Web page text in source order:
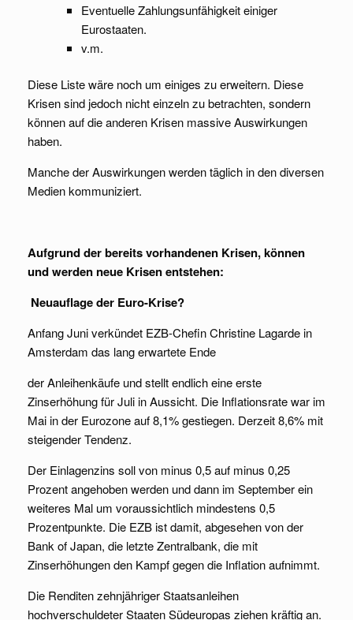
Eventuelle Zahlungsunfähigkeit einiger
Eurostaaten.
v.m.
Diese Liste wäre noch um einiges zu erweitern. Diese
Krisen sind jedoch nicht einzeln zu betrachten, sondern
können auf die anderen Krisen massive Auswirkungen
haben.
Manche der Auswirkungen werden täglich in den diversen
Medien kommuniziert.
Aufgrund der bereits vorhandenen Krisen, können
und werden neue Krisen entstehen:
Neuauflage der Euro-Krise?
Anfang Juni verkündet EZB-Chefin Christine Lagarde in
Amsterdam das lang erwartete Ende
der Anleihenkäufe und stellt endlich eine erste
Zinserhöhung für Juli in Aussicht. Die Inflationsrate war im
Mai in der Eurozone auf 8,1% gestiegen. Derzeit 8,6% mit
steigender Tendenz.
Der Einlagenzins soll von minus 0,5 auf minus 0,25
Prozent angehoben werden und dann im September ein
weiteres Mal um voraussichtlich mindestens 0,5
Prozentpunkte. Die EZB ist damit, abgesehen von der
Bank of Japan, die letzte Zentralbank, die mit
Zinserhöhungen den Kampf gegen die Inflation aufnimmt.
Die Renditen zehnjähriger Staatsanleihen
hochverschuldeter Staaten Südeuropas ziehen kräftig an.